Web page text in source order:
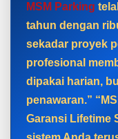
MSM Parking
tahun dengan
sekadar proyek
profesional
dipakai harian,
penawaran.”
Garansi Lifetime